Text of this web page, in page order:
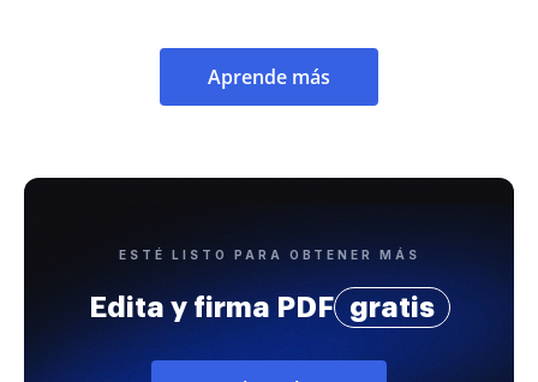
Aprende más
ESTÉ LISTO PARA OBTENER MÁS
Edita y firma PDF gratis